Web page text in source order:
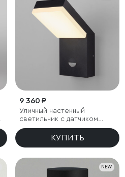
9 360 ₽
Уличный настенный
светильник с датчиком
движения Sensor 3000K
КУПИТЬ
NEW